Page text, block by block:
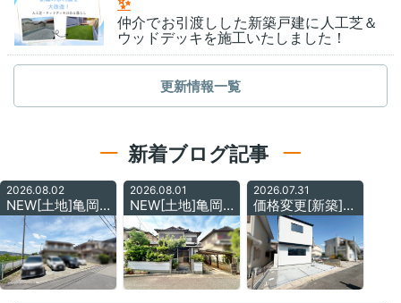
仲介でお引渡しした新築戸建に人工芝＆
ウッドデッキを施工いたしました！
更新情報一覧
新着ブログ記事
2026.08.02
NEW[土地]亀岡市篠町
2026.08.01
NEW[土地]亀岡市篠町
2026.07.31
価格変更[新築]亀岡市下矢田町